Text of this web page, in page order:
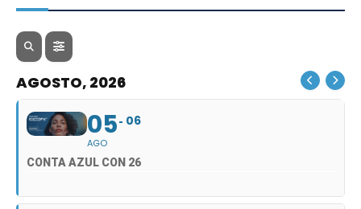
AGOSTO, 2026
05
AGO
06
CONTA AZUL CON 26